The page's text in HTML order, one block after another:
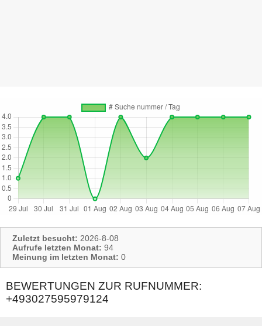
Zuletzt besucht: 2026-8-08
Aufrufe letzten Monat: 94
Meinung im letzten Monat: 0
BEWERTUNGEN ZUR RUFNUMMER:
+493027595979124